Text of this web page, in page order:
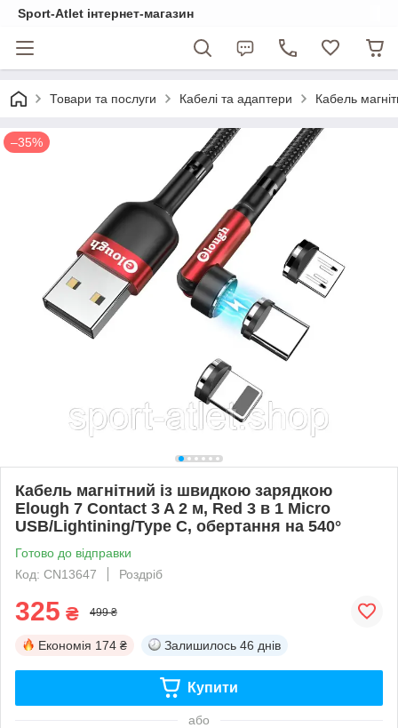
Sport-Atlet інтернет-магазин
Товари та послуги Кабелі та адаптери Кабель
–35%
Кабель магнітний із швидкою зарядкою
Elough 7 Contact 3 A 2 м, Red 3 в 1 Micro
USB/Lightining/Type C, обертання на 540°
Готово до відправки
Код: CN13647
Роздріб
325 ₴ 499 ₴
Економія 174 ₴ Залишилось 46 днів
Купити
або